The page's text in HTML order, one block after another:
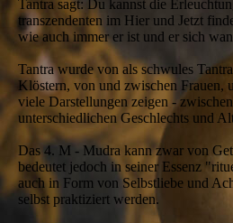
Tantra sagt: Du kannst die
transzendenten im Hier und Jetzt
wie auch immer er ist und er sich
Tantra wurde von als schwules
Klöstern, von und zwischen Frauen,
viele Darstellungen zeigen -
unterschiedlichen Geschlechts und
Das 4. M - Mudra kann zwar von
bedeutet jedoch in seiner Essenz
auch in Form von Selbstliebe und
selbst praktiziert werden.